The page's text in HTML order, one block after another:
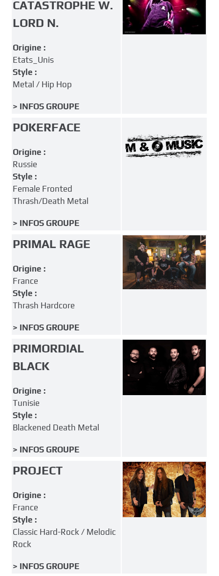
CATASTROPHE W.
LORD N.
Origine :
Etats_Unis
Style :
Metal / Hip Hop
> INFOS GROUPE
POKERFACE
Origine :
Russie
Style :
Female Fronted
Thrash/Death Metal
> INFOS GROUPE
PRIMAL RAGE
Origine :
France
Style :
Thrash Hardcore
> INFOS GROUPE
PRIMORDIAL
BLACK
Origine :
Tunisie
Style :
Blackened Death Metal
> INFOS GROUPE
PROJECT
Origine :
France
Style :
Classic Hard-Rock / Melodic
Rock
> INFOS GROUPE